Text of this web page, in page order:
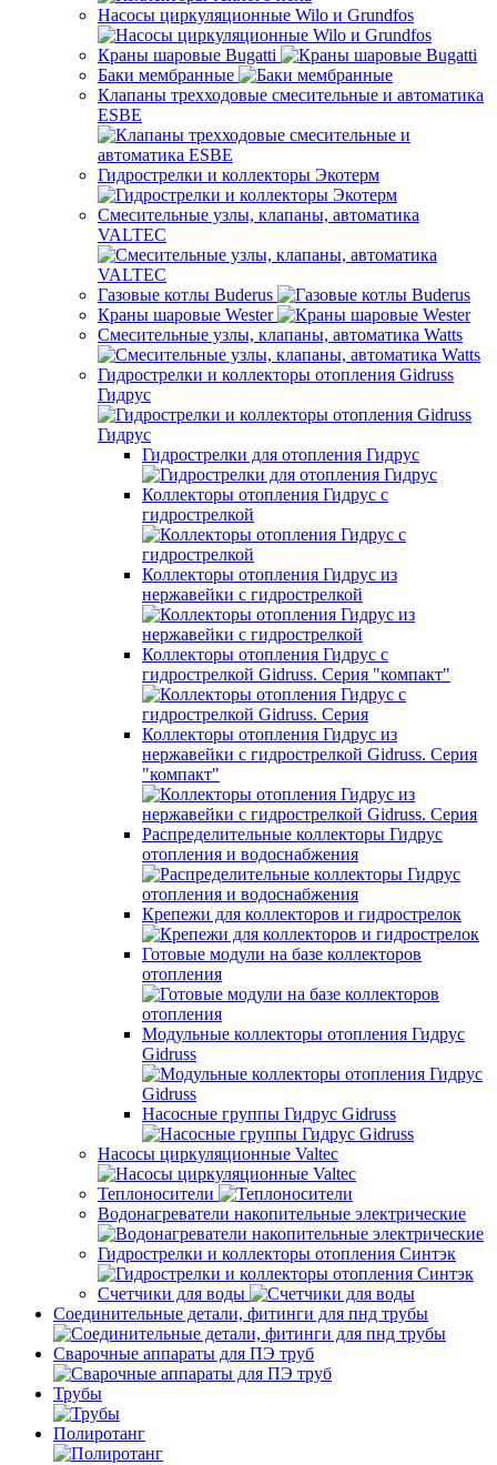
Насосы циркуляционные Wilo и Grundfos
Краны шаровые Bugatti
Баки мембранные
Клапаны трехходовые смесительные и автоматика
ESBE
Гидрострелки и коллекторы Экотерм
Смесительные узлы, клапаны, автоматика
VALTEC
Газовые котлы Buderus
Краны шаровые Wester
Смесительные узлы, клапаны, автоматика Watts
Гидрострелки и коллекторы отопления Gidruss
Гидрус
Гидрострелки для отопления Гидрус
Коллекторы отопления Гидрус с
гидрострелкой
Коллекторы отопления Гидрус из
нержавейки с гидрострелкой
Коллекторы отопления Гидрус с
гидрострелкой Gidruss. Серия "компакт"
Коллекторы отопления Гидрус из
нержавейки с гидрострелкой Gidruss. Серия
"компакт"
Распределительные коллекторы Гидрус
отопления и водоснабжения
Крепежи для коллекторов и гидрострелок
Готовые модули на базе коллекторов
отопления
Модульные коллекторы отопления Гидрус
Gidruss
Насосные группы Гидрус Gidruss
Насосы циркуляционные Valtec
Теплоносители
Водонагреватели накопительные электрические
Гидрострелки и коллекторы отопления Синтэк
Счетчики для воды
Соединительные детали, фитинги для пнд трубы
Сварочные аппараты для ПЭ труб
Трубы
Полиротанг